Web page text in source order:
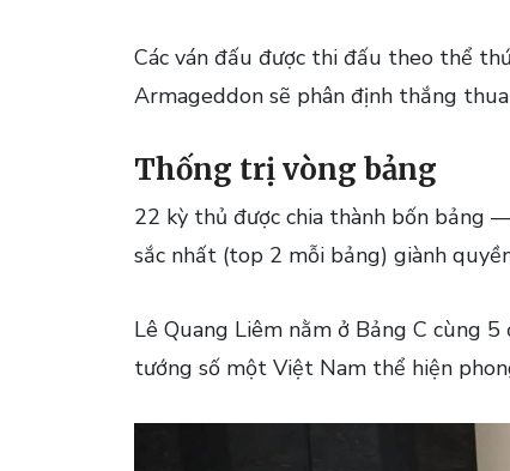
Các ván đấu được thi đấu theo thể
Armageddon sẽ phân định thắng
Thống trị vòng bảng
22 kỳ thủ được chia thành bốn bảng
sắc nhất (top 2 mỗi bảng) giành
Lê Quang Liêm nằm ở Bảng C cùng
tướng số một Việt Nam thể hiện